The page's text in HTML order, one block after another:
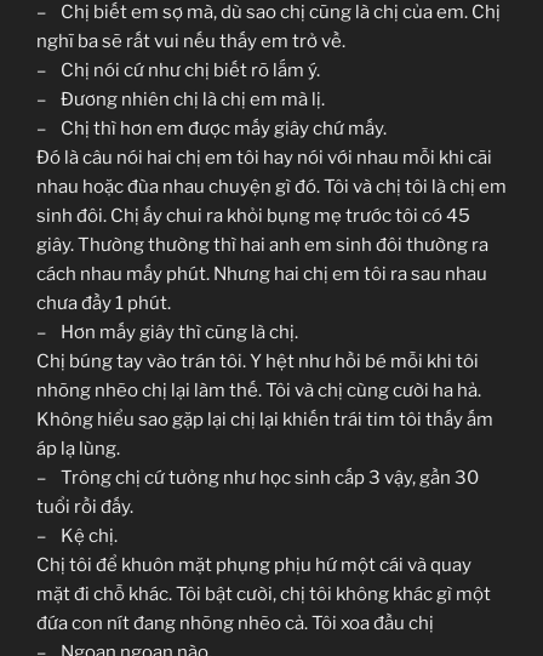
– Chị biết em sợ mà, dù sao chị cũng là chị của em. Chị
nghĩ ba sẽ rất vui nếu thấy em trở về.
– Chị nói cứ như chị biết rõ lắm ý.
– Đương nhiên chị là chị em mà lị.
– Chị thì hơn em được mấy giây chứ mấy.
Đó là câu nói hai chị em tôi hay nói với nhau mỗi khi cãi
nhau hoặc đùa nhau chuyện gì đó. Tôi và chị tôi là chị em
sinh đôi. Chị ấy chui ra khỏi bụng mẹ trước tôi có 45
giây. Thường thường thì hai anh em sinh đôi thường ra
cách nhau mấy phút. Nhưng hai chị em tôi ra sau nhau
chưa đầy 1 phút.
– Hơn mấy giây thì cũng là chị.
Chị búng tay vào trán tôi. Y hệt như hồi bé mỗi khi tôi
nhõng nhẽo chị lại làm thế. Tôi và chị cùng cười ha hả.
Không hiểu sao gặp lại chị lại khiến trái tim tôi thấy ấm
áp lạ lùng.
– Trông chị cứ tưởng như học sinh cấp 3 vậy, gần 30
tuổi rồi đấy.
– Kệ chị.
Chị tôi để khuôn mặt phụng phịu hứ một cái và quay
mặt đi chỗ khác. Tôi bật cười, chị tôi không khác gì một
đứa con nít đang nhõng nhẽo cả. Tôi xoa đầu chị